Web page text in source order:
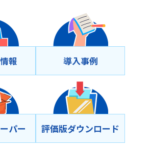
報 導⼊事例
パー 評価版ダウンロード